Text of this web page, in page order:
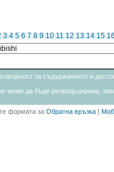
3 4 5 6 7 8 9 10 11 12 13 14 15
за съдържанието и
може да бъде репродуцирана,
формата за Обратна връзка |